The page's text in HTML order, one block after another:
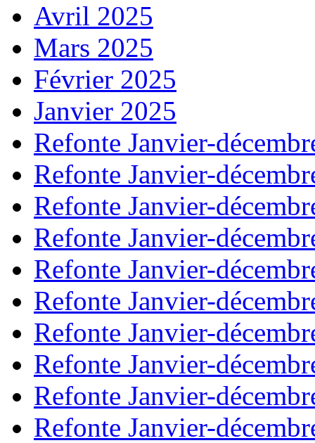
Avril 2025
Mars 2025
Février 2025
Janvier 2025
Refonte Janvier-
Refonte Janvier-
Refonte Janvier-
Refonte Janvier-
Refonte Janvier-
Refonte Janvier-
Refonte Janvier-
Refonte Janvier-
Refonte Janvier-
Refonte Janvier-